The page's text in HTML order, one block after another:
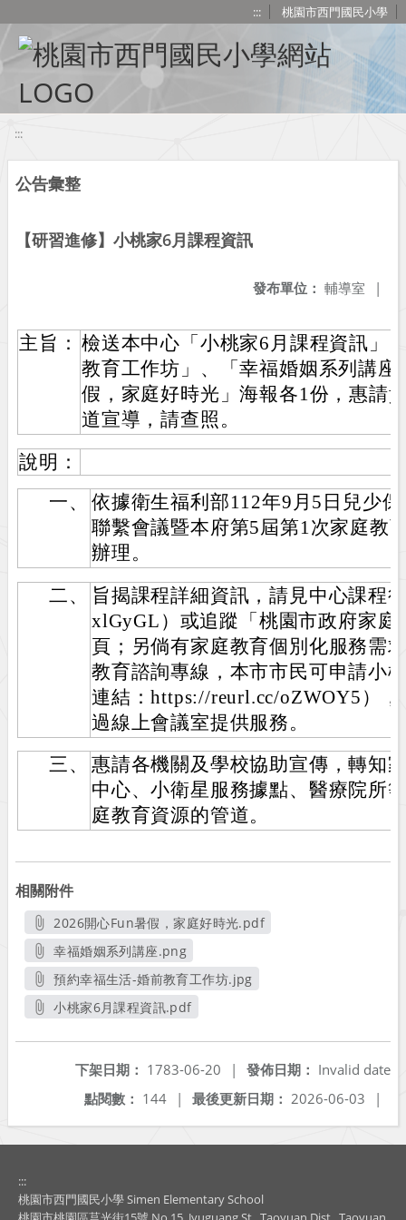
::: 桃園市西門國民小學
:::
公告彙整
【研習進修】小桃家6月課程資訊
發布單位： 輔導室 |
主旨： 檢送本中心「小桃家6月課程資訊」
教育工作坊」、「幸福婚姻系列講座
假，家庭好時光」海報各1份，惠請
道宣導，請查照。
說明：
一、
依據衛生福利部112年9月5日兒少
聯繫會議暨本府第5屆第1次家庭教
辦理。
二、
旨揭課程詳細資訊，請見中心課程
xlGyGL）或追蹤「桃園市政府家庭
頁；另倘有家庭教育個別化服務需
教育諮詢專線，本市市民可申請小
連結：https://reurl.cc/oZWOY5）
過線上會議室提供服務。
三、
惠請各機關及學校協助宣傳，轉知
中心、小衛星服務據點、醫療院所
庭教育資源的管道。
相關附件
2026開心Fun暑假，家庭好時光.pdf
另開新視窗
幸福婚姻系列講座.png
另開新視窗
預約幸福生活-婚前教育工作坊.jpg
另開新視窗
小桃家6月課程資訊.pdf
發佈日期： Invalid date
下架日期： 1783-06-20
|
最後更新日期： 2026-06-03 |
點閱數： 144 |
:::
桃園市西門國民小學 Simen Elementary School